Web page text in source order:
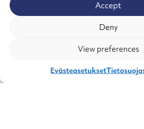
Accept
Deny
View preferences
Evästeasetukset
– Rekisterinpitäjä on toteuttanut
asianmukaiset suojatoimet
siirtämiseksi käyttämällä
vakiolausekkeita;
suostumuksen henkilötietojen